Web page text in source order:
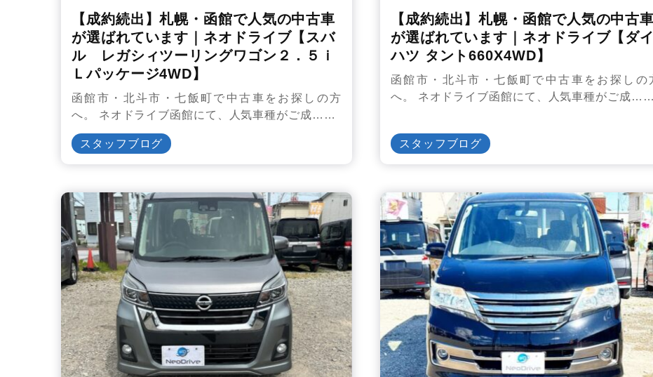
【成約続出】札幌・函館で人気の中古車
が選ばれています｜ネオドライブ【スバ
ル レガシィツーリングワゴン２．５ｉ
Ｌパッケージ4WD】
函館市・北斗市・七飯町で中古車をお探しの方
へ。 ネオドライブ函館にて、人気車種がご成……
スタッフブログ
【成約続出】札幌・函館で人気の中古車
が選ばれています｜ネオドライブ【ダイ
ハツ タント660X4WD】
函館市・北斗市・七飯町で中古車をお探しの
へ。 ネオドライブ函館にて、人気車種がご成……
スタッフブログ